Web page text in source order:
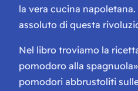
la vera cucina
assoluto di questa
Nel libro troviamo la
pomodoro alla
pomodori abbrustoliti